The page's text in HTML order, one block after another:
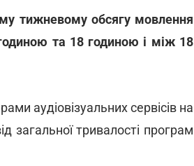
тижневому обсягу мовлення
та 18 годиною і між 18
аудіовізуальних сервісів на
загальної тривалості програм